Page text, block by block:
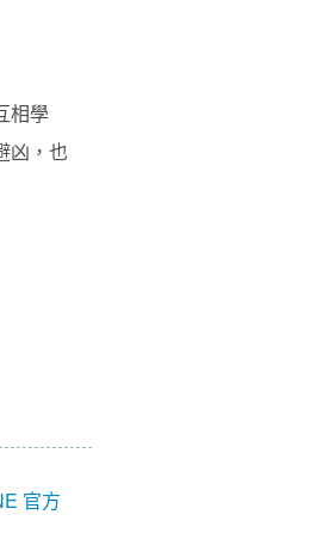
相學
凶，也
官方